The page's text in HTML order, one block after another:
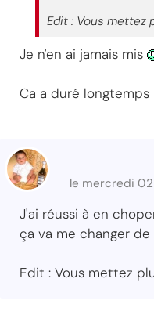
Edit : Vous mettez
Je n'en ai jamais mis
Ca a duré longtemps
le mercredi
J'ai réussi à en
ça va me changer de
Edit : Vous mettez